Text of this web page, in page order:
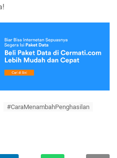
#CaraMenambahPenghasilan